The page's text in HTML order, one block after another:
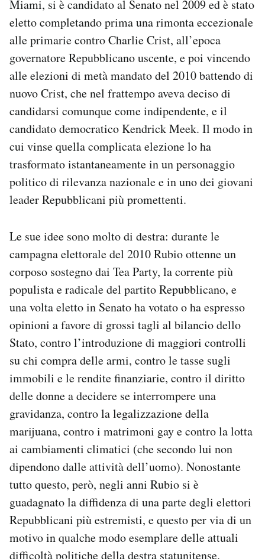
Miami, si è candidato al Senato nel 2009 ed è stato
eletto completando prima una rimonta eccezionale
alle primarie contro Charlie Crist, all’epoca
governatore Repubblicano uscente, e poi vincendo
alle elezioni di metà mandato del 2010 battendo di
nuovo Crist, che nel frattempo aveva deciso di
candidarsi comunque come indipendente, e il
candidato democratico Kendrick Meek. Il modo in
cui vinse quella complicata elezione lo ha
trasformato istantaneamente in un personaggio
politico di rilevanza nazionale e in uno dei giovani
leader Repubblicani più promettenti.
Le sue idee sono molto di destra: durante le
campagna elettorale del 2010 Rubio ottenne un
corposo sostegno dai Tea Party, la corrente più
populista e radicale del partito Repubblicano, e
una volta eletto in Senato ha votato o ha espresso
opinioni a favore di grossi tagli al bilancio dello
Stato, contro l’introduzione di maggiori controlli
su chi compra delle armi, contro le tasse sugli
immobili e le rendite finanziarie, contro il diritto
delle donne a decidere se interrompere una
gravidanza, contro la legalizzazione della
marijuana, contro i matrimoni gay e contro la lotta
ai cambiamenti climatici (che secondo lui non
dipendono dalle attività dell’uomo). Nonostante
tutto questo, però, negli anni Rubio si è
guadagnato la diffidenza di una parte degli elettori
Repubblicani più estremisti, e questo per via di un
motivo in qualche modo esemplare delle attuali
difficoltà politiche della destra statunitense.